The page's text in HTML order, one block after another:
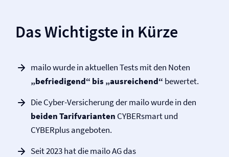
Das Wichtigste in Kürze
mailo wurde in aktuellen Tests mit den Noten
„befriedigend“ bis „ausreichend“ bewertet.
Die Cyber-Versicherung der mailo wurde in den
beiden Tarifvarianten CYBERsmart und
CYBERplus angeboten.
Seit 2023 hat die mailo AG das